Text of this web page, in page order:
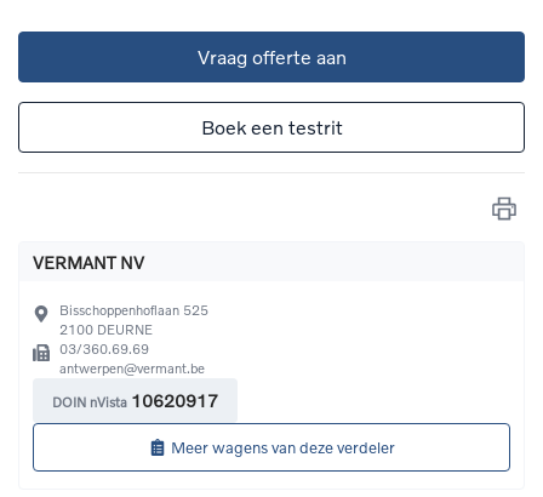
Vraag offerte aan
Boek een testrit
VERMANT NV
Bisschoppenhoflaan 525
2100 DEURNE
03/360.69.69
antwerpen@vermant.be
DOIN nVista 10620917
Meer wagens van deze verdeler